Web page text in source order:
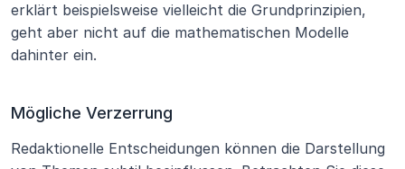
erklärt beispielsweise vielleicht die Grundprinzipien,
geht aber nicht auf die mathematischen Modelle
dahinter ein.
Mögliche Verzerrung
Redaktionelle Entscheidungen können die Darstellung